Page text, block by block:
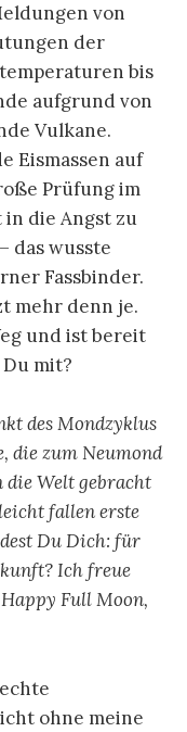
von
der
bis
aufgrund von
Vulkane.
Eismassen auf
Prüfung im
die Angst zu
das wusste
Fassbinder.
mehr denn je.
und ist bereit
mit?
des Mondzyklus
die zum Neumond
die Welt gebracht
fallen erste
Du Dich: für
Ich freue
Full Moon,
ohne meine